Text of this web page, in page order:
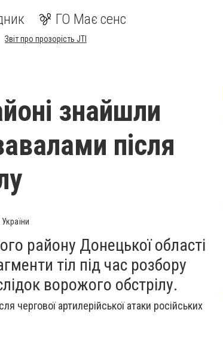
ГО Має сенс
Звіт про прозорість JTI
знайшли
після
району Донецької області
тіл під час розбору
ворожого обстрілу.
чергової артилерійської атаки російських